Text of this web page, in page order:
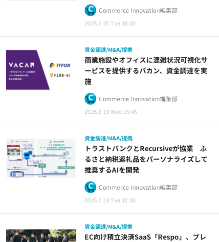
2025.2.25 Tue 18:00
Commerce Innovation編集部
資金調達/M&A/提携
2025.2.19 Wed 15:45
商業施設やオフィスに混雑状況可視化サ
ービスを提供するバカン、資金調達を実
施
Commerce Innovation編集部
資金調達/M&A/提携
2025.2.18 Tue 12:30
トラストバンクとRecursiveが協業 ふ
るさと納税返礼品をパーソナライズして
推奨するAIを開発
Commerce Innovation編集部
資金調達/M&A/提携
EC向け積立決済SaaS「Respo」、プレ